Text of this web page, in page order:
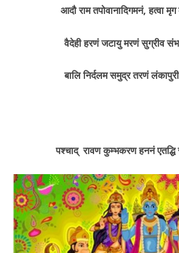
आदौ राम तपोवानादिगमनं, हत्वा
वैदेही हरणं जटायु मरणं सुग्रीव
बालि निर्दलम समुद्र तरणं
पश्चाद्रावण कुम्भकरण हननं एतद्धि